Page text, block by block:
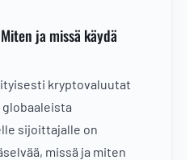
ja missä käydä
kryptovaluutat
sijoittajalle on
missä ja miten